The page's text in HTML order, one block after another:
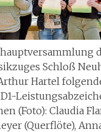
Schloß
Hartel
(Foto): Claudia
(Querflöte),